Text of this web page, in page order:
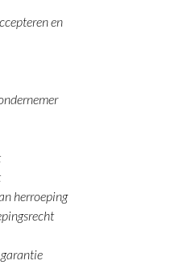
en
herroeping